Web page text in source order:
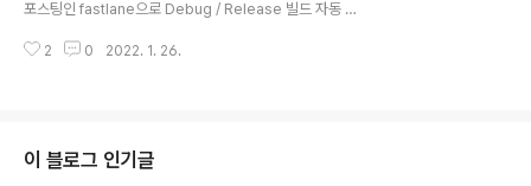
하단 + 버튼을 눌러 Framework를 검색하여 Next를 눌
러줍니다. 요기서 원하는 프레임워크 네이밍을 붙여주고 I
포스팅인 fastlane으로 Debug / Release 빌드 자동 배
heme으로 Debug / Release 프로젝트 빌드 구분 설정
으로 Debug / Release 빌드 자동 배포하기 안녕하세요.
그린입니다🟢 이번 포스팅에서는 fastlane으로 iOS Ap
2 0 2022. 1. 26.
이 블로그 인기글